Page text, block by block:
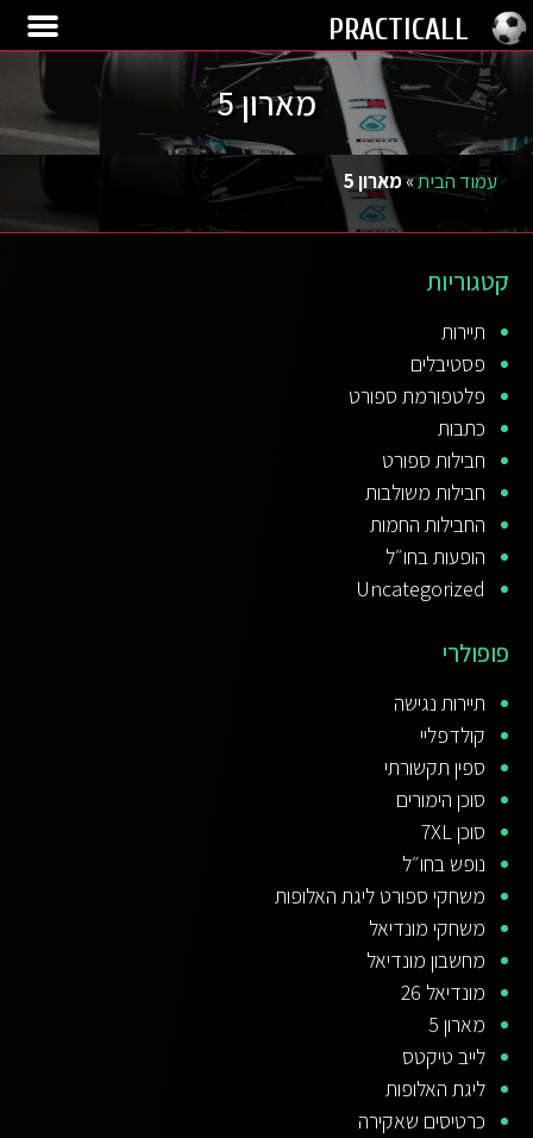
PRACTICALL
מארון 5
עמוד הבית»מארון 5
קטגוריות
תיירות
פסטיבלים
פלטפורמת ספורט
כתבות
חבילות ספורט
חבילות משולבות
החבילות החמות
הופעות בחו״ל
Uncategorized
פופולרי
תיירות נגישה
קולדפליי
ספין תקשורתי
סוכן הימורים
סוכן 7XL
נופש בחו״ל
משחקי ספורט ליגת האלופות
משחקי מונדיאל
מחשבון מונדיאל
מונדיאל 26
מארון 5
לייב טיקטס
ליגת האלופות
כרטיסים שאקירה